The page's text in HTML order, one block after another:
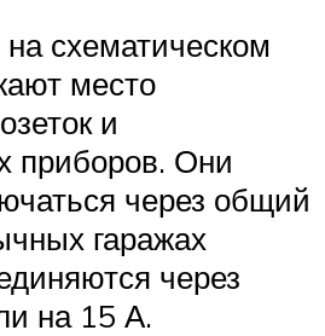
схематическом
место
и
приборов. Они
через общий
гаражах
через
на 15 А.